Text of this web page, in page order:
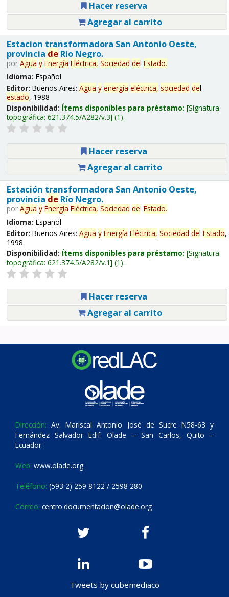
Hacer reserva
Agregar al carrito
Estacion transformadora San Antonio Oeste,
provincia deRío Negro.
por Agua y Energía Eléctrica, Sociedad del Estado.
Idioma: Español
Editor: Buenos Aires: Agua y energía eléctrica, sociedad del
estado, 1988
Disponibilidad: Ítems disponibles para préstamo: Signatura
topográfica: 621.374.5/A282/v.3 (1).
Hacer reserva
Agregar al carrito
Estación transformadora San Antonio Oeste,
provincia deRío Negro.
por Agua y Energía Eléctrica, Sociedad del Estado.
Idioma: Español
Editor: Buenos Aires: Agua y Energía Eléctrica, Sociedad del Estado,
1998
Disponibilidad: Ítems disponibles para préstamo: Signatura
topográfica: 621.374.5/A282/v.1 (1).
Hacer reserva
Agregar al carrito
Dirección: Av. Mariscal Antonio José de Sucre N58-63 y
Fernández Salvador Edif. Olade – San Carlos, Quito –
Ecuador.
Web: www.olade.org
Teléfono: (593 2) 259 8122 / 2598 280
Correo: centro.documentacion@olade.org
Tweets by cubemediaco